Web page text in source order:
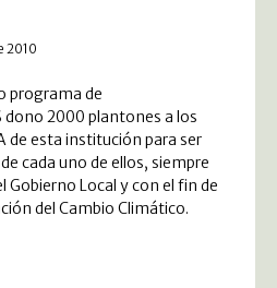
2010
programa de
2000 plantones a los
de esta institución para ser
cada uno de ellos, siempre
Gobierno Local y con el fin de
del Cambio Climático.